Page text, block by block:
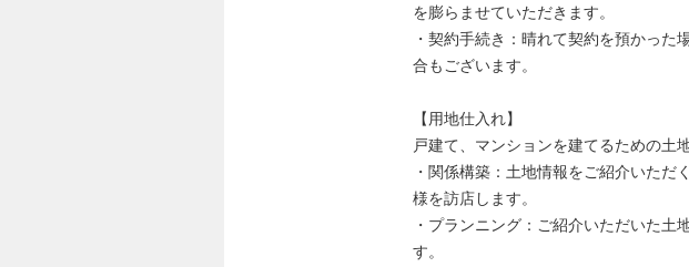
を膨らませていただきます。
・契約手続き：晴れて契約を預かっ
合もございます。
【用地仕入れ】
戸建て、マンションを建てるための土
・関係構築：土地情報をご紹介いた
様を訪店します。
・プランニング：ご紹介いただいた土
す。